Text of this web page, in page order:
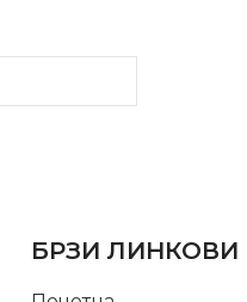
БРЗИ ЛИНКОВИ